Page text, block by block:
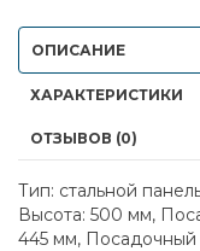
ОПИСАНИЕ
ХАРАКТЕРИСТИКИ
ОТЗЫВОВ (0)
Тип: стальной
Высота: 500 мм,
445 мм, Посадочный